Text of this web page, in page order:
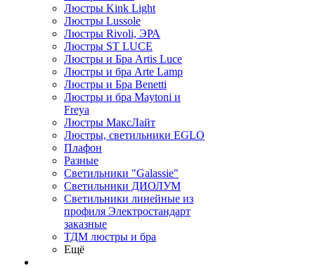
Люстры Kink Light
Люстры Lussole
Люстры Rivoli, ЭРА
Люстры ST LUCE
Люстры и Бра Artis Luce
Люстры и бра Arte Lamp
Люстры и Бра Benetti
Люстры и бра Maytoni и
Freya
Люстры МаксЛайт
Люстры, светильники EGLO
Плафон
Разные
Светильники "Galassie"
Светильники ДИОЛУМ
Светильники линейные из
профиля Электростандарт
заказные
ТДМ люстры и бра
Ещё